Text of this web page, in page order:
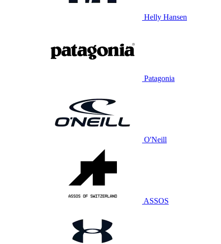
Helly Hansen
Patagonia
O'Neill
ASSOS